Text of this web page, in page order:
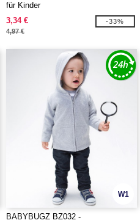
für Kinder
3,34 €
4,97 €
-33%
W1
BABYBUGZ BZ032 -